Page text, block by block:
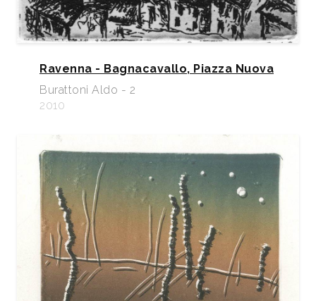
Ravenna - Bagnacavallo, Piazza Nuova
Burattoni Aldo - 2
2010